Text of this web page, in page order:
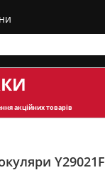
акційних товарів
Y29021F